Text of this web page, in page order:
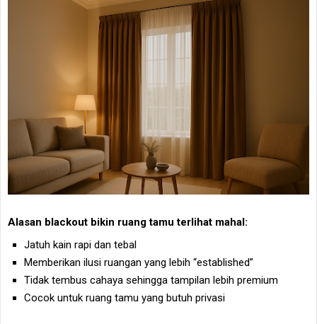
Alasan blackout bikin ruang tamu terlihat mahal:
Jatuh kain rapi dan tebal
Memberikan ilusi ruangan yang lebih “established”
Tidak tembus cahaya sehingga tampilan lebih premium
Cocok untuk ruang tamu yang butuh privasi